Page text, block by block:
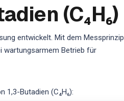
(C₄H₆)
entwickelt. Mit dem Messprinzip
wartungsarmem Betrieb für
Butadien (C₄H₆):